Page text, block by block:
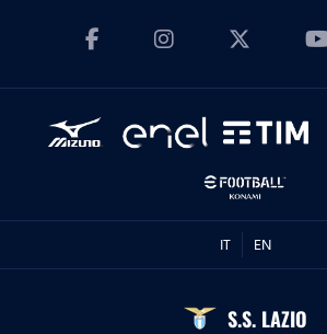
IT EN
S.S. LAZIO